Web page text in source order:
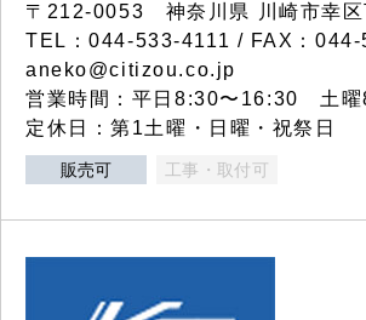
〒212-0053 神奈川県 川崎市幸区
TEL：044-533-4111 / FAX：
aneko@citizou.co.jp
営業時間：平日8:30〜16:30 土
定休日：第1土曜・日曜・祝祭日
販売可 工事・取付可